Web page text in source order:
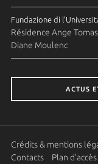
Fundazione di
Résidence Ange
Diane Moulenc
ACTUS
Crédits & mentions
Contacts
Plan d'accès